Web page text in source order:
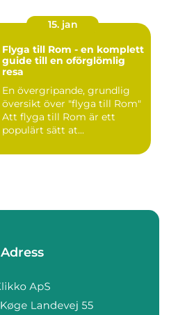
15. jan
Flyga till Rom - en komplett
guide till en oförglömlig
resa
En övergripande, grundlig
översikt över "flyga till Rom"
Att flyga till Rom är ett
populärt sätt at...
Adress